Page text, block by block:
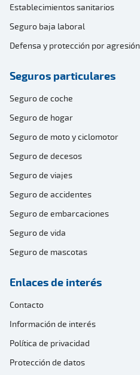
Establecimientos sanitarios
Seguro baja laboral
Defensa y protección por agresión
Seguros particulares
Seguro de coche
Seguro de hogar
Seguro de moto y ciclomotor
Seguro de decesos
Seguro de viajes
Seguro de accidentes
Seguro de embarcaciones
Seguro de vida
Seguro de mascotas
Enlaces de interés
Contacto
Información de interés
Política de privacidad
Protección de datos